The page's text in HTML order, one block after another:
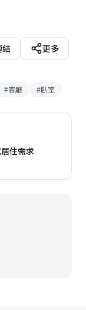
結
更多
#客廳 #臥室
住需求